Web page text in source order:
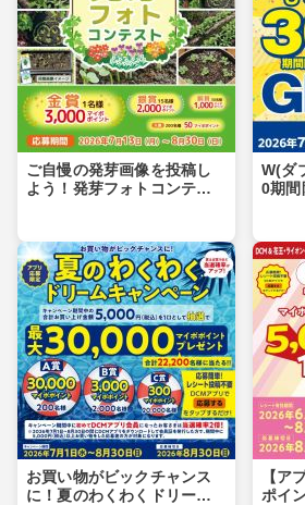
ご自慢の発芽画像を投稿し
よう！発芽フォトコンテス
W(ダ
0期間
お買い物がビックチャンス
に！夏のわくわくドリーム
【ア
ポイ